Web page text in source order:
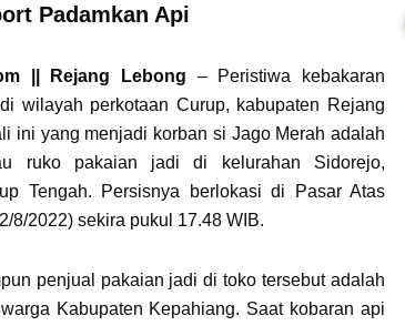
Padamkan Api
|| Rejang Lebong – Peristiwa kebakaran
wilayah perkotaan Curup, kabupaten Rejang
ini yang menjadi korban si Jago Merah adalah
ruko pakaian jadi di kelurahan Sidorejo,
Tengah. Persisnya berlokasi di Pasar Atas
8/2022) sekira pukul 17.48 WIB.
penjual pakaian jadi di toko tersebut adalah
Kabupaten Kepahiang. Saat kobaran api